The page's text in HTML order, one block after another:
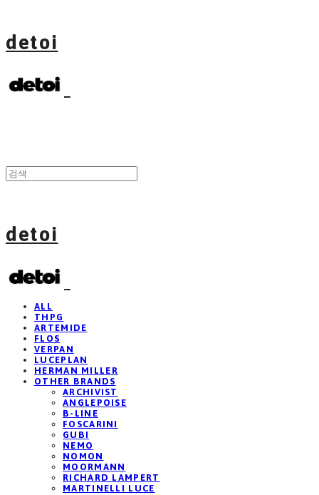
detoi
detoi
ALL
THPG
ARTEMIDE
FLOS
VERPAN
LUCEPLAN
HERMAN MILLER
OTHER BRANDS
ARCHIVIST
ANGLEPOISE
B-LINE
FOSCARINI
GUBI
NEMO
NOMON
MOORMANN
RICHARD LAMPERT
MARTINELLI LUCE